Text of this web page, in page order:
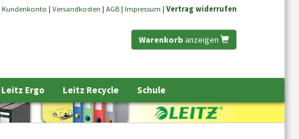
Kundenkonto | Versandkosten | AGB| Impressum | Vertrag widerrufen
Warenkorb anzeigen
Leitz Ergo Leitz Recycle Schule